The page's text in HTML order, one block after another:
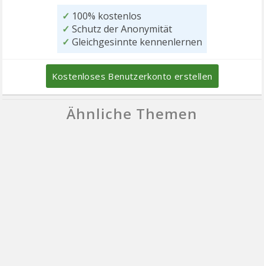
✓ 100% kostenlos
✓ Schutz der Anonymität
✓ Gleichgesinnte kennenlernen
Kostenloses Benutzerkonto erstellen
Ähnliche Themen